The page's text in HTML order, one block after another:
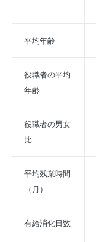
平均年齢
役職者の平均
年齢
役職者の男女
比
平均残業時間
（月）
有給消化日数